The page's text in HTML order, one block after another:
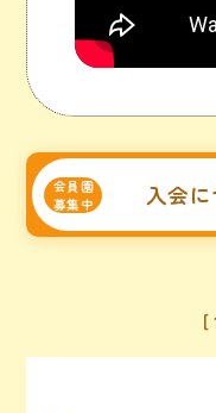
会員園
募集中
入会